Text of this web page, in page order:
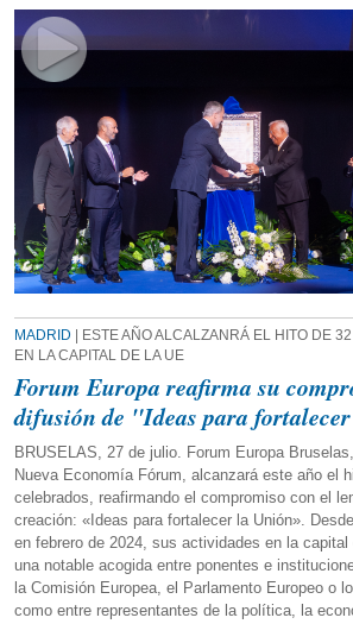
MADRID | ESTE AÑO ALCALZANRÁ EL HITO DE
EN LA CAPITAL DE LA UE
Forum Europa reafirma su
difusión de "Ideas para
BRUSELAS, 27 de julio. Forum Europa
Nueva Economía Fórum, alcanzará este año el
celebrados, reafirmando el compromiso con el
creación: «Ideas para fortalecer la Unión».
en febrero de 2024, sus actividades en la
una notable acogida entre ponentes e
la Comisión Europea, el Parlamento Europeo o
como entre representantes de la política, la